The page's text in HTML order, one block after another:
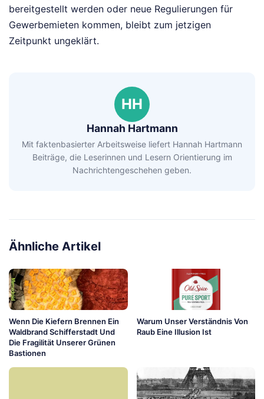
bereitgestellt werden oder neue Regulierungen für
Gewerbemieten kommen, bleibt zum jetzigen
Zeitpunkt ungeklärt.
HH
Hannah Hartmann
Mit faktenbasierter Arbeitsweise liefert Hannah Hartmann
Beiträge, die Leserinnen und Lesern Orientierung im
Nachrichtengeschehen geben.
Ähnliche Artikel
Wenn Die Kiefern Brennen Ein
Waldbrand Schifferstadt Und
Die Fragilität Unserer Grünen
Bastionen
Warum Unser Verständnis Von
Raub Eine Illusion Ist